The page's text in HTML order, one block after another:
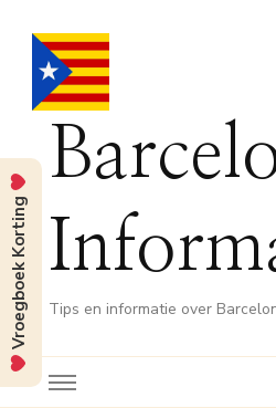
Tips en informatie over
Vroegboek Korting